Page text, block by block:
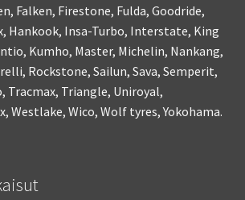
Falken, Firestone, Fulda, Goodride,
Hankook, Insa-Turbo, Interstate, King
Kumho, Master, Michelin, Nankang,
Rockstone, Sailun, Sava, Semperit,
Tracmax, Triangle, Uniroyal,
Westlake, Wico, Wolf tyres, Yokohama.